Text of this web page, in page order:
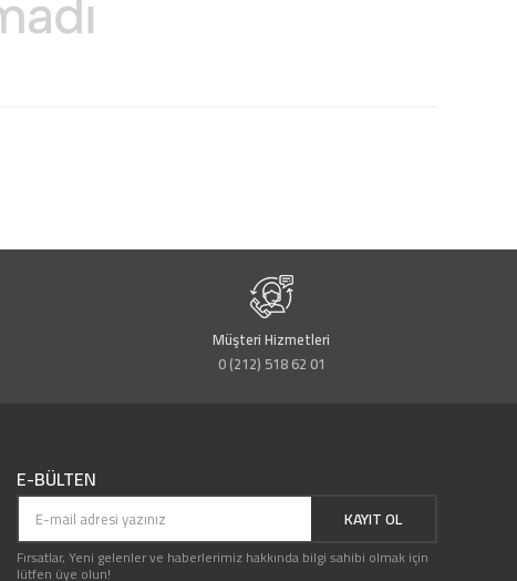
Müşteri Hizmetleri
0 (212) 518 62 01
E-BÜLTEN
KAYIT OL
Fırsatlar, Yeni gelenler ve haberlerimiz hakkında bilgi sahibi olmak için
lütfen üye olun!